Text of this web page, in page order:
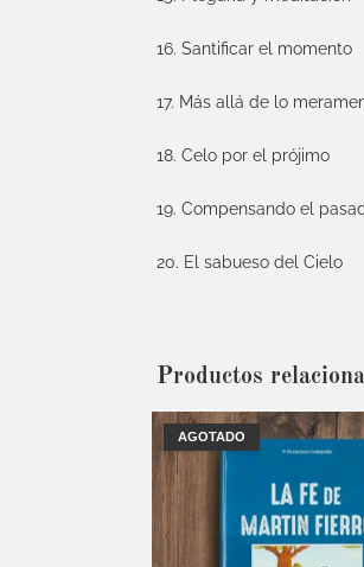
16. Santificar el momento
17. Más allá de lo
18. Celo por el prójimo
19. Compensando el
20. El sabueso del Cielo
Productos
AGOTADO